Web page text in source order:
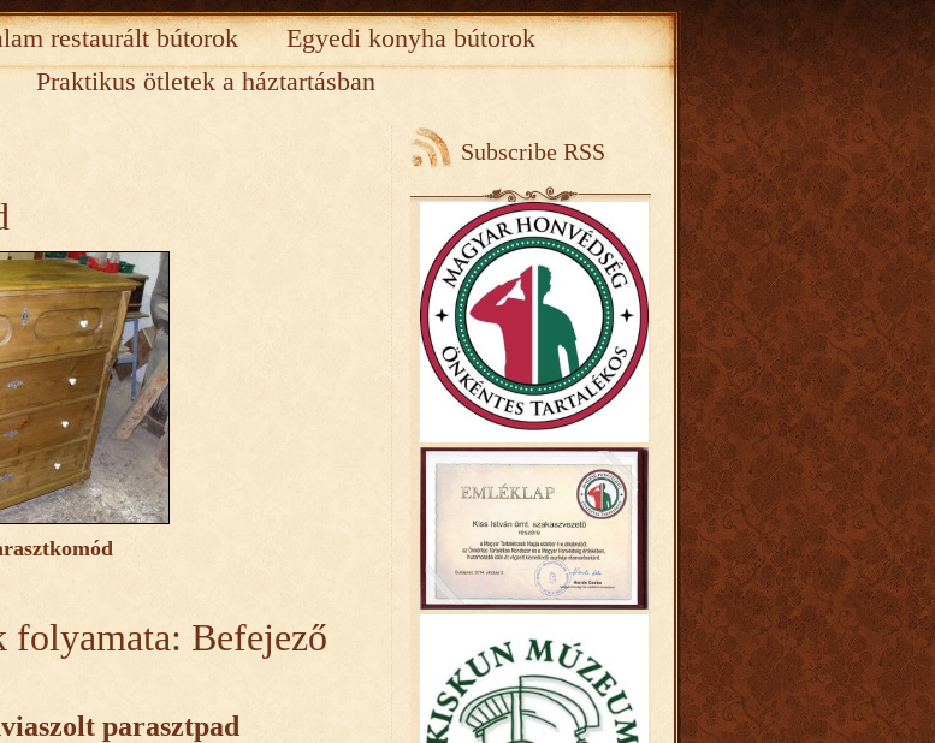
restaurált bútorok
Egyedi konyha bútorok
Praktikus ötletek a háztartásban
folyamata: Befejező
parasztpad
Subscribe RSS